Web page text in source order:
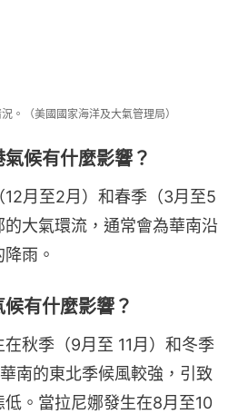
。（美國國家海洋及大氣管理局）
候有什麼影響？
12月至2月）和春季（3月至5
大氣環流，通常會為華南沿
雨。
有什麼影響？
在秋季（9月至 11月）和冬季
南的東北季候風較強，引致
。當拉尼娜發生在8月至10